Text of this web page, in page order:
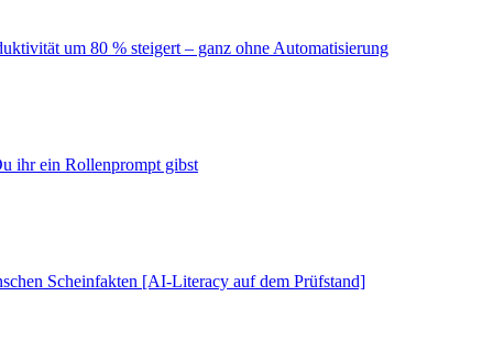
um 80 % steigert – ganz ohne Automatisierung
ihr ein Rollenprompt gibst
Scheinfakten [AI-Literacy auf dem Prüfstand]